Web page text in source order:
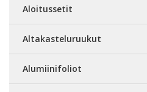
Aloitussetit
Altakasteluruukut
Alumiinifoliot